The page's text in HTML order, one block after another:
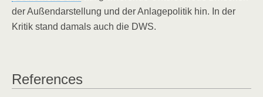
der Außen­dar­stel­lung und der Anla­ge­po­li­tik hin. In der
Kri­tik stand damals auch die DWS.
Refe­ren­ces